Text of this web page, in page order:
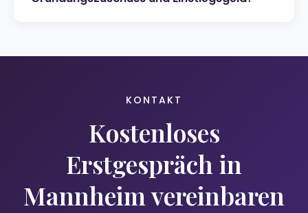
KONTAKT
Kostenloses
Erstgespräch in
Mannheim vereinbaren